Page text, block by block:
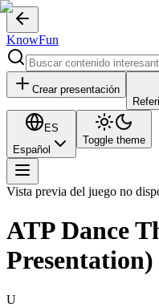
KnowFun
Crear presentación
ES
Español
Toggle theme
Vista previa del juego no
ATP Dance
Presentation)
U